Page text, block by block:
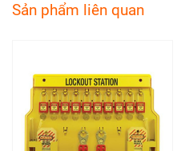
Sản phẩm liên quan